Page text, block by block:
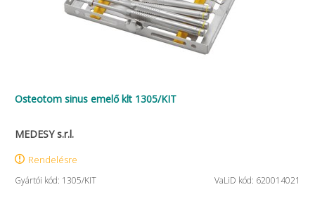
Osteotom sinus emelő klt 1305/KIT
MEDESY s.r.l.
Rendelésre
Gyártói kód: 1305/KIT VaLiD kód: 620014021